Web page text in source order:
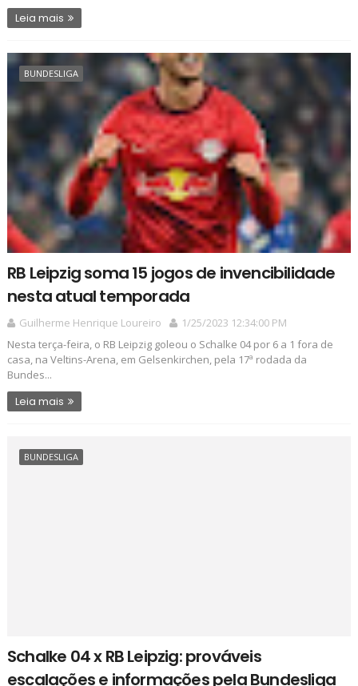
Leia mais
BUNDESLIGA
RB Leipzig soma 15 jogos de invencibilidade
nesta atual temporada
Guilherme Henrique Loureiro
1/25/2023 12:34:00 PM
Nesta terça-feira, o RB Leipzig goleou o Schalke 04 por 6 a 1 fora de
casa, na Veltins-Arena, em Gelsenkirchen, pela 17ª rodada da
Bundes...
Leia mais
BUNDESLIGA
Schalke 04 x RB Leipzig: prováveis
escalações e informações pela Bundesliga